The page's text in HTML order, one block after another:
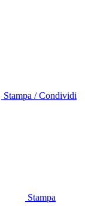
Stampa / Condividi
Stampa